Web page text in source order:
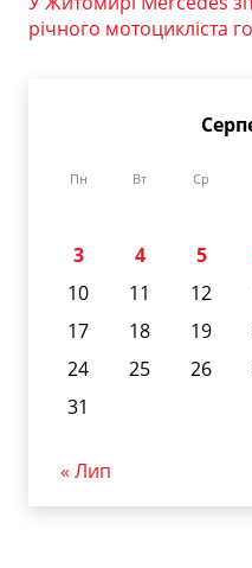
річного мотоцикліста
Пн Вт Ср
3
4 5
10
11 12
17
18 19
24
25 26
31
« Лип